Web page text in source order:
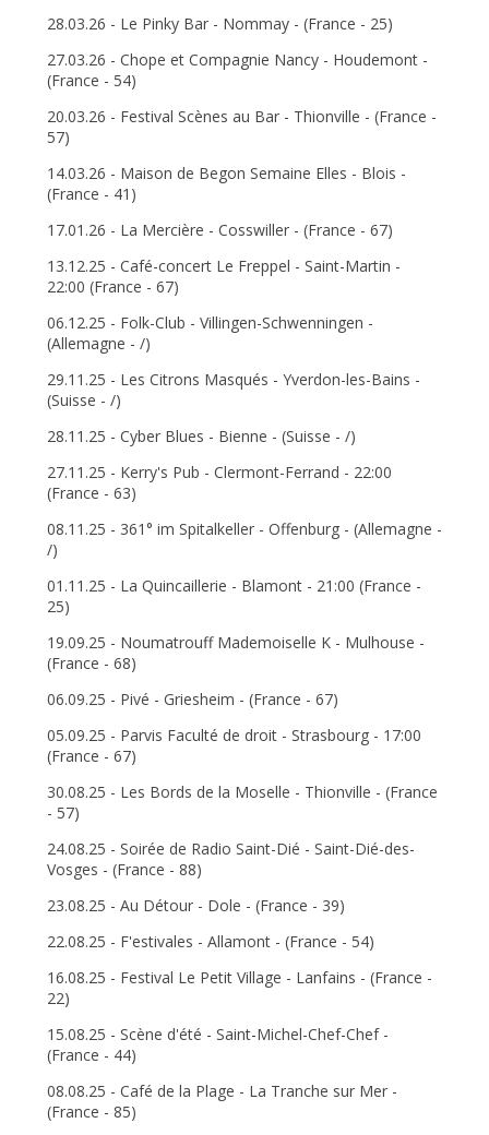
28.03.26 - Le Pinky Bar - Nommay - (France - 25)
27.03.26 - Chope et Compagnie Nancy - Houdemont -
(France - 54)
20.03.26 - Festival Scènes au Bar - Thionville - (France -
57)
14.03.26 - Maison de Begon Semaine Elles - Blois -
(France - 41)
17.01.26 - La Mercière - Cosswiller - (France - 67)
13.12.25 - Café-concert Le Freppel - Saint-Martin -
22:00 (France - 67)
06.12.25 - Folk-Club - Villingen-Schwenningen -
(Allemagne - /)
29.11.25 - Les Citrons Masqués - Yverdon-les-Bains -
(Suisse - /)
28.11.25 - Cyber Blues - Bienne - (Suisse - /)
27.11.25 - Kerry's Pub - Clermont-Ferrand - 22:00
(France - 63)
08.11.25 - 361° im Spitalkeller - Offenburg - (Allemagne -
/)
01.11.25 - La Quincaillerie - Blamont - 21:00 (France -
25)
19.09.25 - Noumatrouff Mademoiselle K - Mulhouse -
(France - 68)
06.09.25 - Pivé - Griesheim - (France - 67)
05.09.25 - Parvis Faculté de droit - Strasbourg - 17:00
(France - 67)
30.08.25 - Les Bords de la Moselle - Thionville - (France
- 57)
24.08.25 - Soirée de Radio Saint-Dié - Saint-Dié-des-
Vosges - (France - 88)
23.08.25 - Au Détour - Dole - (France - 39)
22.08.25 - F'estivales - Allamont - (France - 54)
16.08.25 - Festival Le Petit Village - Lanfains - (France -
22)
15.08.25 - Scène d'été - Saint-Michel-Chef-Chef -
(France - 44)
08.08.25 - Café de la Plage - La Tranche sur Mer -
(France - 85)